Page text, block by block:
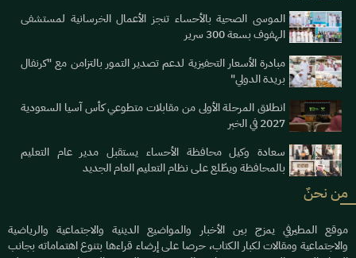
الموسى الصحية بالأحساء تنجز الأعمال الخرسانية لمستشفى
الهفوف بسعة 300 سرير
مبادرة الأسعار التحفيزية لدعم تصدير التمور بالتزامن مع "كرنفال
بريدة الدولي"
انطلاق المرحلة الأولى من مقابلات متطوعي كأس آسيا السعودية
2027 في الخبر
سعادة وكيل محافظة الأحساء يستقبل مدير عام التعليم
بالمحافظة ويطّلع على نظام التعليم العام الجديد
من نحنٌ
موقع المطيرفي يمزج بين الأخبار والمواضيع الدينية والاجتماعية والرياضية
والاجتماعية ومقالات لكبار الكتاب، حرصا على إرضاء قراءها بتنوع اهتماماته بجانب